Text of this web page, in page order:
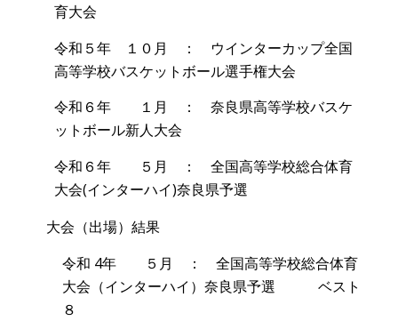
育大会
令和５年 １０月 ： ウインターカップ全国
高等学校バスケットボール選手権大会
令和６年 １月 ： 奈良県高等学校バスケ
ットボール新人大会
令和６年 ５月 ： 全国高等学校総合体育
大会(インターハイ)奈良県予選
大会（出場）結果
令和 4年 ５月 ： 全国高等学校総合体育
大会（インターハイ）奈良県予選 ベスト
８